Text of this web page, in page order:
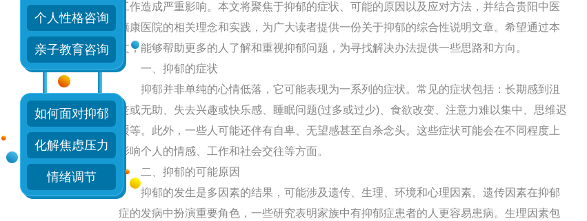
工作造成严重影响。本文将聚焦于抑郁的症状、可能的原因以及应对方法，并结合贵阳中医
脑康医院的相关理念和实践，为广大读者提供一份关于抑郁的综合性说明文章。希望通过本
文，能够帮助更多的人了解和重视抑郁问题，为寻找解决办法提供一些思路和方向。
一、抑郁的症状
抑郁并非单纯的心情低落，它可能表现为一系列的症状。常见的症状包括：长期感到沮
丧或无助、失去兴趣或快乐感、睡眠问题(过多或过少)、食欲改变、注意力难以集中、思维迟
缓等。此外，一些人可能还伴有自卑、无望感甚至自杀念头。这些症状可能会在不同程度上
影响个人的情感、工作和社会交往等方面。
二、抑郁的可能原因
抑郁的发生是多因素的结果，可能涉及遗传、生理、环境和心理因素。遗传因素在抑郁
症的发病中扮演重要角色，一些研究表明家族中有抑郁症患者的人更容易患病。生理因素包
Dr.薛连花/主治医师
擅长： 对失眠、抑郁症、焦虑症、恐惧
症、精神障碍、躁狂症、强迫症、神经
衰弱、心理障碍等精神心理疾病。
在线咨询 预约挂号
Dr.龙正来/心理咨询师
擅长：情感婚烟咨询，青春期叛逆、考
试焦虑，社交恐惧，焦虑抑郁等心理问
题研究。
个人性格咨询
亲子教育咨询
如何面对抑郁
化解焦虑压力
情绪调节